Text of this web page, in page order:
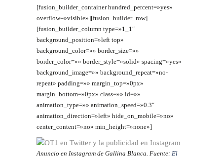
[fusion_builder_container hundred_percent=»yes»
overflow=»visible»][fusion_builder_row]
[fusion_builder_column type=»1_1″
background_position=»left top»
background_color=»» border_size=»»
border_color=»» border_style=»solid» spacing=»yes»
background_image=»» background_repeat=»no-
repeat» padding=»» margin_top=»0px»
margin_bottom=»0px» class=»» id=»»
animation_type=»» animation_speed=»0.3″
animation_direction=»left» hide_on_mobile=»no»
center_content=»no» min_height=»none»]
Anuncio en Instagram de Gallina Blanca. Fuente: El